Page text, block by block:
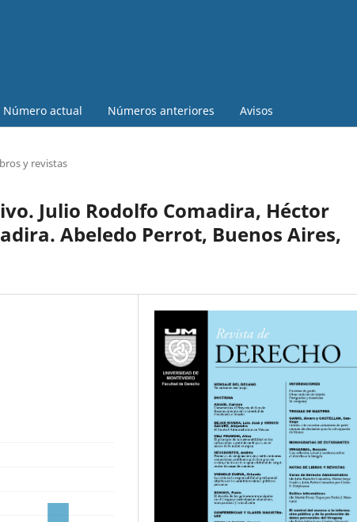
Número actual Números anteriores Avisos
y revistas
Julio Rodolfo Comadira, Héctor
Abeledo Perrot, Buenos Aires,